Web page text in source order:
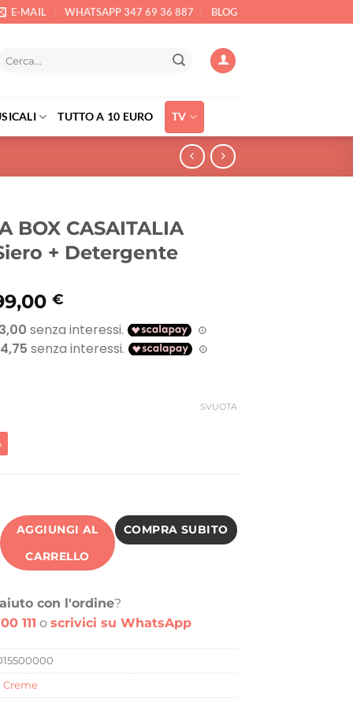
E-MAIL WHATSAPP 347 69 36 887 BLOG
TUTTO A 10 EURO TV
BOX CASAITALIA
+ Detergente
€
prezzo
attuale
è:
SVUOTA
AGGIUNGI AL
CARRELLO
COMPRA SUBITO
aiuto con l'ordine?
111 o scrivici su WhatsApp
Creme